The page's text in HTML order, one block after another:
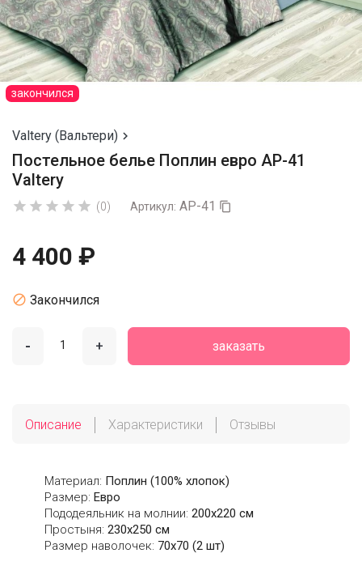
закончился
Valtery (Вальтери) 
Постельное белье Поплин евро AP-41
Valtery
     (0) Артикул: AP-41 
4 400 ₽
 Закончился
- + заказать
Описание Характеристики Отзывы
Материал: Поплин (100% хлопок)
Размер: Евро
Пододеяльник на молнии: 200х220 см
Простыня: 230х250 см
Размер наволочек: 70x70 (2 шт)